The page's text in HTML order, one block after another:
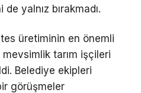
yalnız bırakmadı.
üretiminin en önemli
tarım işçileri
Belediye ekipleri
görüşmeler